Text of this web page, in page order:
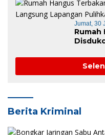
Jumat, 30
Rumah
Berita Kriminal